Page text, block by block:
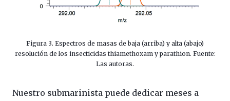
Figura 3. Espectros de masas de baja (arriba) y alta (abajo)
resolución de los insecticidas thiamethoxam y parathion. Fuente:
Las autoras.
Nuestro submarinista puede dedicar meses a